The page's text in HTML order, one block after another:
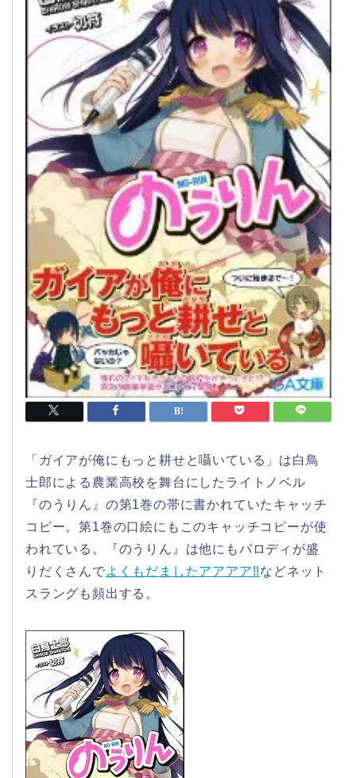
「ガイアが俺にもっと耕せと囁いている」は白鳥
士郎による農業高校を舞台にしたライトノベル
『のうりん』の第1巻の帯に書かれていたキャッチ
コピー。第1巻の口絵にもこのキャッチコピーが使
われている。『のうりん』は他にもパロディが盛
りだくさんでよくもだましたアアアア!!などネット
スラングも頻出する。